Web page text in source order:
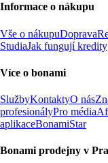
Informace o nákupu
Vše o nákupuDoprava
StudiaJak fungují kredity
Více o bonami
SlužbyKontaktyO nás
profesionályPro média
aplikaceBonamiStar
Bonami prodejny v